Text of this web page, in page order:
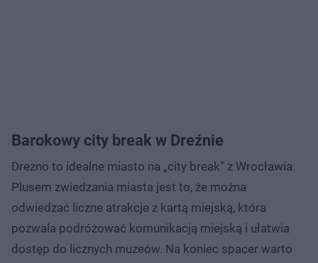
Barokowy city break w Dreźnie
Drezno to idealne miasto na „city break” z Wrocławia.
Plusem zwiedzania miasta jest to, że można
odwiedzać liczne atrakcje z kartą miejską, która
pozwala podróżować komunikacją miejską i ułatwia
dostęp do licznych muzeów. Na koniec spacer warto